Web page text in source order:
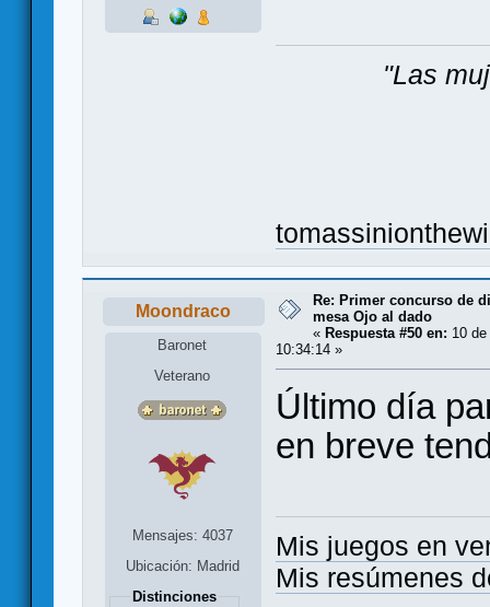
"Las
Moondraco
Baronet
Veterano
Mensajes: 4037
Ubicación: Madrid
Distinciones
Re: Primer concurso de
mesa Ojo al dado
« Respuesta #50 en: 10
10:34:14 »
Último día
en breve
Mis juegos en
Mis resúmenes